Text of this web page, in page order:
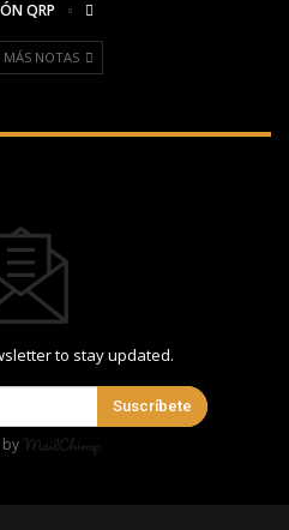
QRP
MÁS NOTAS
to stay updated.
Suscríbete